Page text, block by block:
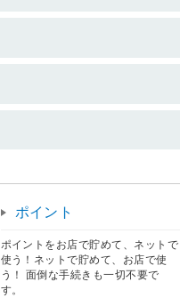
ポイント
ポイントをお店で貯めて、ネットで
使う！ネットで貯めて、お店で使
う！ 面倒な手続きも一切不要で
す。